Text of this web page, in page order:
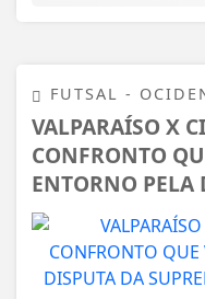
FUTSAL -
VALPARAÍSO X
CONFRONTO
ENTORNO PELA